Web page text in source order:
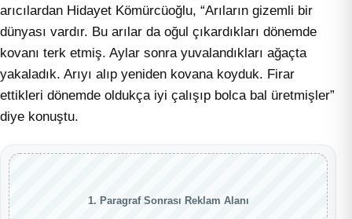
arıcılardan Hidayet Kömürcüoğlu, “Arıların gizemli bir
dünyası vardır. Bu arılar da oğul çıkardıkları dönemde
kovanı terk etmiş. Aylar sonra yuvalandıkları ağaçta
yakaladık. Arıyı alıp yeniden kovana koyduk. Firar
ettikleri dönemde oldukça iyi çalışıp bolca bal üretmişler”
diye konuştu.
1. Paragraf Sonrası Reklam Alanı